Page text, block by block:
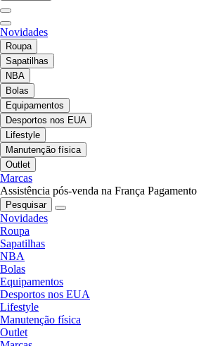
Novidades
Roupa
Sapatilhas
NBA
Bolas
Equipamentos
Desportos nos EUA
Lifestyle
Manutenção física
Outlet
Marcas
Assistência pós-venda na França
Pesquisar
Novidades
Roupa
Sapatilhas
NBA
Bolas
Equipamentos
Desportos nos EUA
Lifestyle
Manutenção física
Outlet